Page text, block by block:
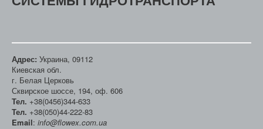
Адрес: Украина, 09112
Киевская обл.
г. Белая Церковь
Сквирское шоссе, 194, оф. 606
Тел. +38(0456)344-633
Тел. +38(050)44-222-83
Email: info@flowex.com.ua